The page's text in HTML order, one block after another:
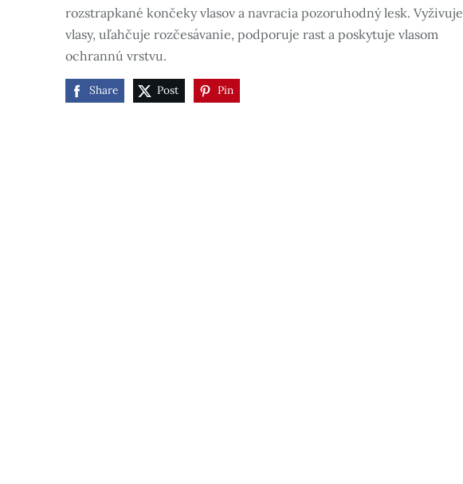
rozstrapkané končeky vlasov a navracia pozoruhodný lesk. Vyživuje
vlasy, uľahčuje rozčesávanie, podporuje rast a poskytuje vlasom
ochrannú vrstvu.
Share Post Pin